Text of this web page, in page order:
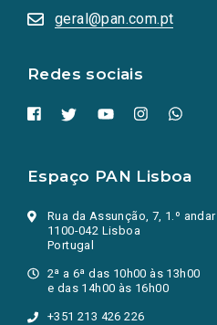
geral@pan.com.pt
Redes sociais
numa
nova
Espaço PAN Lisboa
Rua da Assunção, 7, 1.º andar
1100-042 Lisboa
Portugal
2ª a 6ª das 10h00 às 13h00
e das 14h00 às 16h00
+351 213 426 226